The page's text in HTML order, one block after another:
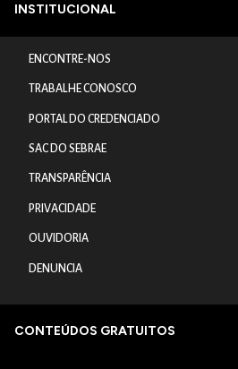
INSTITUCIONAL
ENCONTRE-NOS
TRABALHE CONOSCO
PORTAL DO CREDENCIADO
SAC DO SEBRAE
TRANSPARÊNCIA
PRIVACIDADE
OUVIDORIA
DENUNCIA
CONTEÚDOS GRATUITOS